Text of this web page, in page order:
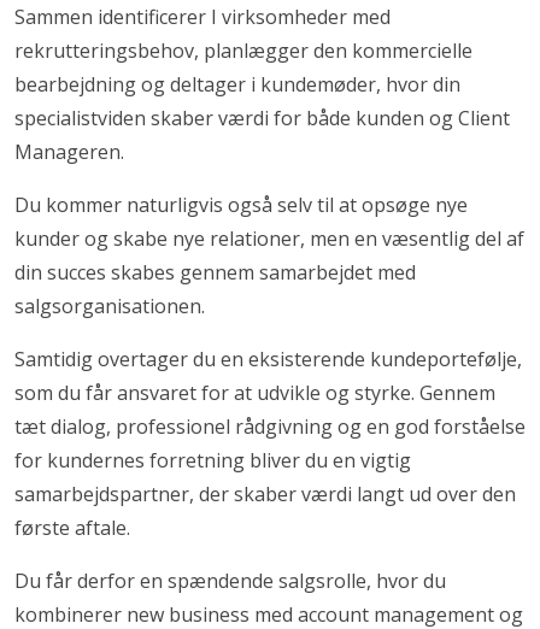
Sammen identificerer I virksomheder med
rekrutteringsbehov, planlægger den kommercielle
bearbejdning og deltager i kundemøder, hvor din
specialistviden skaber værdi for både kunden og Client
Manageren.
Du kommer naturligvis også selv til at opsøge nye
kunder og skabe nye relationer, men en væsentlig del af
din succes skabes gennem samarbejdet med
salgsorganisationen.
Samtidig overtager du en eksisterende kundeportefølje,
som du får ansvaret for at udvikle og styrke. Gennem
tæt dialog, professionel rådgivning og en god forståelse
for kundernes forretning bliver du en vigtig
samarbejdspartner, der skaber værdi langt ud over den
første aftale.
Du får derfor en spændende salgsrolle, hvor du
kombinerer new business med account management og